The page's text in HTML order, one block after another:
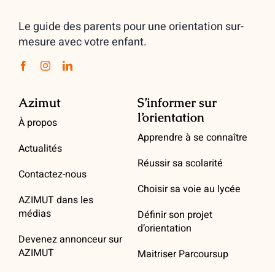
Le guide des parents pour une orientation sur-
mesure avec votre enfant.
Azimut
À propos
Actualités
Contactez-nous
AZIMUT dans les
médias
Devenez annonceur sur
AZIMUT
S’informer sur
l’orientation
Apprendre à se connaître
Réussir sa scolarité
Choisir sa voie au lycée
Définir son projet
d’orientation
Maitriser Parcoursup